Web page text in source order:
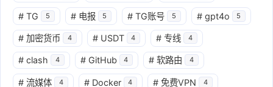
# TG 5 # 电报 5 # TG账号 5 # gpt4o 5
# 加密货币 4 # USDT 4 # 专线 4
# clash 4 # GitHub 4 # 软路由 4
# 流媒体 4 # Docker 4 # 免费VPN 4